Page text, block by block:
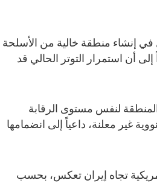
إنشاء منطقة خالية من الأسلحة
أن استمرار التوتر الحالي قد
لنفس مستوى الرقابة
غير معلنة، داعياً إلى انضمامها
تجاه إيران تعكس، بحسب